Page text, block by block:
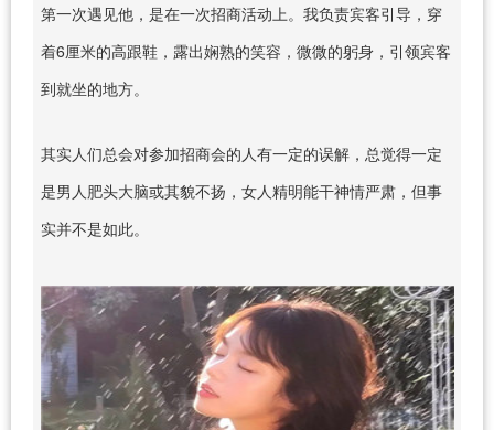
第一次遇见他，是在一次招商活动上。我负责宾客引导，穿
着6厘米的高跟鞋，露出娴熟的笑容，微微的躬身，引领宾客
到就坐的地方。
其实人们总会对参加招商会的人有一定的误解，总觉得一定
是男人肥头大脑或其貌不扬，女人精明能干神情严肃，但事
实并不是如此。